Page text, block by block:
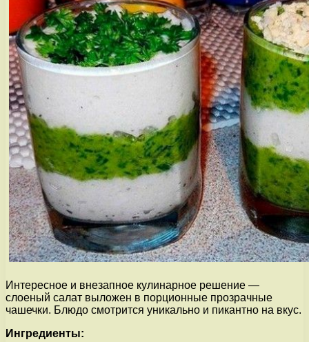
Интересное и внезапное кулинарное решение —
слоеный салат выложен в порционные прозрачные
чашечки. Блюдо смотрится уникально и пикантно на вкус.
Ингредиенты: